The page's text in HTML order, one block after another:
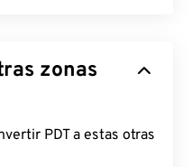
zonas
PDT a estas otras